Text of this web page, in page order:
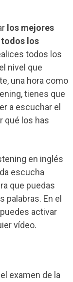
los mejores
todos los
todos los
nivel que
una hora como
tienes que
a escuchar el
qué los has
en inglés
escucha
que puedas
palabras. En el
activar
vídeo.
examen de la